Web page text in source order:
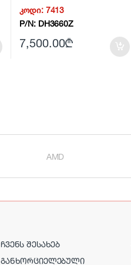
კოდი: 7413
P/N: DH3660Z
7,500.00₾
ᲩᲕᲔᲜᲡ ᲨᲔᲡᲐᲮᲔᲑ
ᲒᲐᲜᲮᲝᲠᲪᲘᲔᲚᲔᲑᲣᲚᲘ